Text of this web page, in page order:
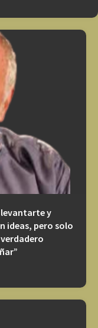
y
ideas, pero solo